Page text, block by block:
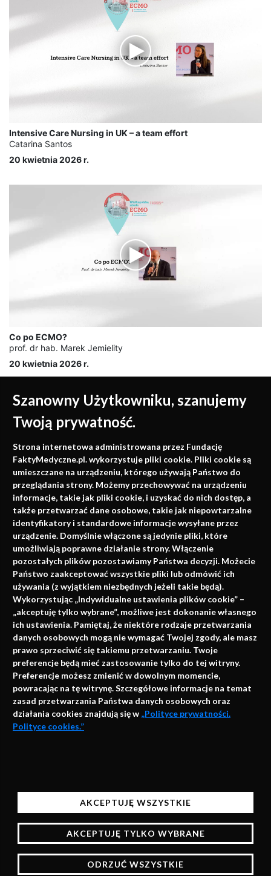
Szanowny Użytkowniku, szanujemy
Twoją prywatność.
Strona internetowa administrowana przez Fundację
FaktyMedyczne.pl. wykorzystuje pliki cookie. Pliki cookie są
umieszczane na urządzeniu, którego używają Państwo do
przeglądania strony. Możemy przechowywać na urządzeniu
informacje, takie jak pliki cookie, i uzyskać do nich dostęp, a
także przetwarzać dane osobowe, takie jak niepowtarzalne
identyfikatory i standardowe informacje wysyłane przez
urządzenie. Domyślnie włączone są jedynie pliki, które
umożliwiają poprawne działanie strony. Włączenie
pozostałych plików pozostawiamy Państwa decyzji. Możecie
Państwo zaakceptować wszystkie pliki lub odmówić ich
używania (z wyjątkiem niezbędnych jeżeli takie będą).
Wykorzystując „Indywidualne ustawienia plików cookie” –
„akceptuję tylko wybrane”, możliwe jest dokonanie własnego
ich ustawienia. Pamiętaj, że niektóre rodzaje przetwarzania
danych osobowych mogą nie wymagać Twojej zgody, ale masz
prawo sprzeciwić się takiemu przetwarzaniu. Twoje
preferencje będą mieć zastosowanie tylko do tej witryny.
Preferencje możesz zmienić w dowolnym momencie,
powracając na tę witrynę. Szczegółowe informacje na temat
zasad przetwarzania Państwa danych osobowych oraz
działania cookies znajdują się w „Polityce prywatności.
Polityce cookies.”
AKCEPTUJĘ WSZYSTKIE
AKCEPTUJĘ TYLKO WYBRANE
ODRZUĆ WSZYSTKIE
Intensive Care Nursing in UK – a team effort
Catarina Santos
20 kwietnia 2026 r.
Co po ECMO?
prof. dr hab. Marek Jemielity
20 kwietnia 2026 r.
Medycyna oparta na
faktach
Konferencje, szkolenia, e-learning, wydawnictwo
Napisz do nas
info@faktymedyczne.pl
ul. Towarowa 2
43-460 Wisła
Redakcja medyczna:
ul. Wolności 338b
61-312 Poznań
Wsparcie:
automatycznego przechowywania danych do celów
statystycznych, realizacji usług i reklamowych.
Korzystając z naszych stron bez zmiany ustawień
przeglądarki będą one zapisane w pamięci urządzenia,
więcej informacji na temat zarządzania plikami
cookies znajdziesz w Polityce prywatności.